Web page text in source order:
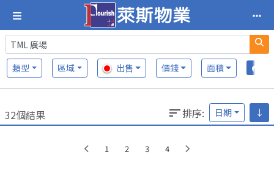
類型 區域 出售 價錢 面積
32個結果 排序: 日期 ↓
1 2 3 4